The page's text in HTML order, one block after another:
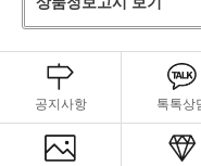
공지사항 톡톡상